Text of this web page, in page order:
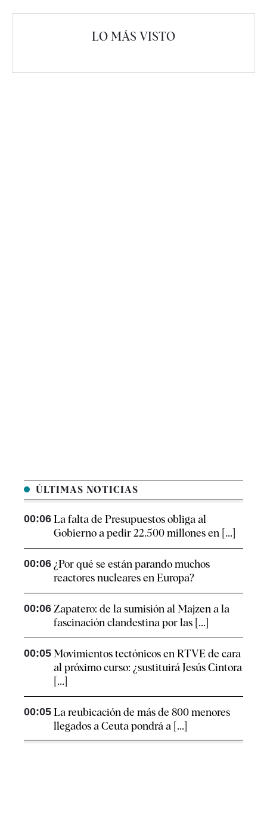
LO MÁS VISTO
ÚLTIMAS NOTICIAS
00:06 La falta de Presupuestos obliga al
Gobierno a pedir 22.500 millones en [...]
00:06 ¿Por qué se están parando muchos
reactores nucleares en Europa?
00:06 Zapatero: de la sumisión al Majzen a la
fascinación clandestina por las [...]
00:05 Movimientos tectónicos en RTVE de cara
al próximo curso: ¿sustituirá Jesús Cintora
[...]
00:05 La reubicación de más de 800 menores
llegados a Ceuta pondrá a [...]